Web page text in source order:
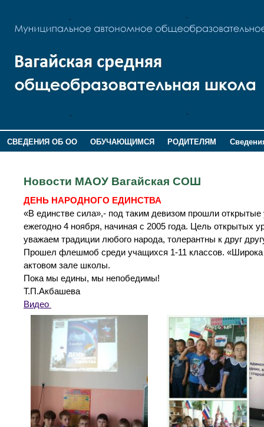
СВЕДЕНИЯ ОБ ОО ОБУЧАЮЩИМСЯ РОДИТЕЛЯМ
Новости МАОУ Вагайская СОШ
ДЕНЬ НАРОДНОГО ЕДИНСТВА
«В единстве сила»,- под таким девизом прошли
ежегодно 4 ноября, начиная с 2005 года. Цель открытых
уважаем традиции любого народа, толерантны к друг
Прошел флешмоб среди учащихся 1-11 классов. «Широка
актовом зале школы.
Пока мы едины, мы непобедимы!
Т.П.Акбашева
Видео